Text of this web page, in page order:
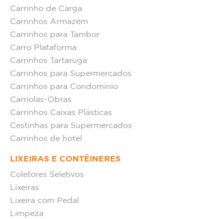
Carrinho de Carga
Carrinhos Armazém
Carrinhos para Tambor
Carro Plataforma
Carrinhos Tartaruga
Carrinhos para Supermercados
Carrinhos para Condomínio
Carriolas-Obras
Carrinhos Caixas Plásticas
Cestinhas para Supermercados
Carrinhos de hotel
LIXEIRAS E CONTÊINERES
Coletores Seletivos
Lixeiras
Lixeira com Pedal
Limpeza